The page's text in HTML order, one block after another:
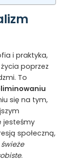
i praktyka,
poprzez
To
się na tym,
jesteśmy
społeczną,
świeże
.